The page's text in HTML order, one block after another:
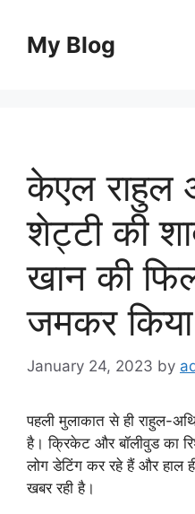
contentMy Blog
केएल राहुल
शेट्टी की
खान की
जमकर
January 24, 2023 by
पहली मुलाकात से ही राहुल-
है। क्रिकेट और बॉलीवुड का
लोग डेटिंग कर रहे हैं और हाल
खबर रही है।